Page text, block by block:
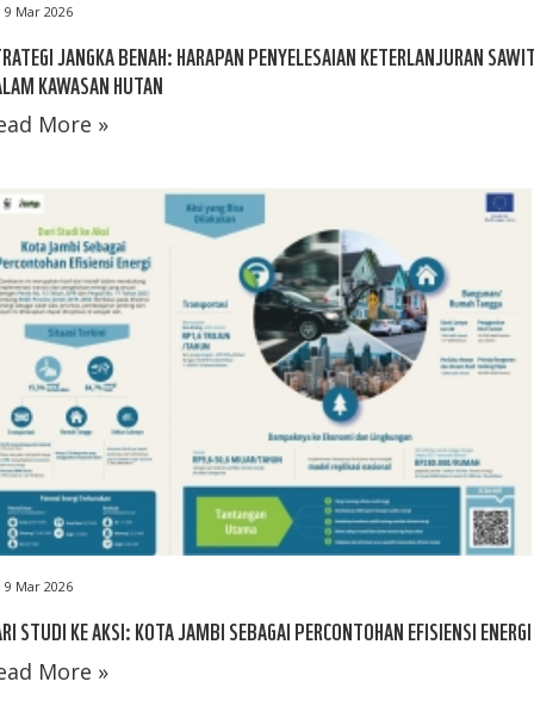
9 Mar 2026
JANGKA BENAH: HARAPAN PENYELESAIAN KETERLANJURAN
KAWASAN HUTAN
More »
9 Mar 2026
STUDI KE AKSI: KOTA JAMBI SEBAGAI PERCONTOHAN EFISIENSI ENERGI
More »